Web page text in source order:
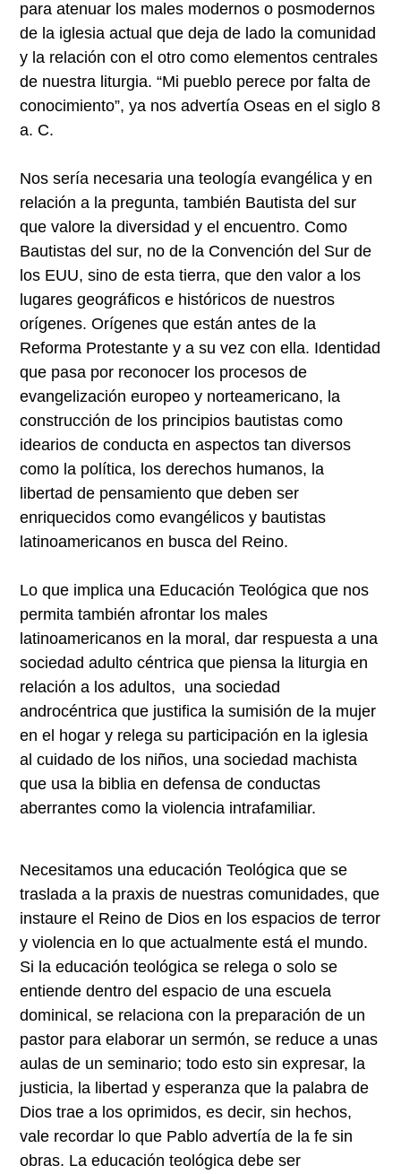
para atenuar los males modernos o posmodernos
de la iglesia actual que deja de lado la comunidad
y la relación con el otro como elementos centrales
de nuestra liturgia. “Mi pueblo perece por falta de
conocimiento”, ya nos advertía Oseas en el siglo 8
a. C.
Nos sería necesaria una teología evangélica y en
relación a la pregunta, también Bautista del sur
que valore la diversidad y el encuentro. Como
Bautistas del sur, no de la Convención del Sur de
los EUU, sino de esta tierra, que den valor a los
lugares geográficos e históricos de nuestros
orígenes. Orígenes que están antes de la
Reforma Protestante y a su vez con ella. Identidad
que pasa por reconocer los procesos de
evangelización europeo y norteamericano, la
construcción de los principios bautistas como
idearios de conducta en aspectos tan diversos
como la política, los derechos humanos, la
libertad de pensamiento que deben ser
enriquecidos como evangélicos y bautistas
latinoamericanos en busca del Reino.
Lo que implica una Educación Teológica que nos
permita también afrontar los males
latinoamericanos en la moral, dar respuesta a una
sociedad adulto céntrica que piensa la liturgia en
relación a los adultos, una sociedad
androcéntrica que justifica la sumisión de la mujer
en el hogar y relega su participación en la iglesia
al cuidado de los niños, una sociedad machista
que usa la biblia en defensa de conductas
aberrantes como la violencia intrafamiliar.
Necesitamos una educación Teológica que se
traslada a la praxis de nuestras comunidades, que
instaure el Reino de Dios en los espacios de terror
y violencia en lo que actualmente está el mundo.
Si la educación teológica se relega o solo se
entiende dentro del espacio de una escuela
dominical, se relaciona con la preparación de un
pastor para elaborar un sermón, se reduce a unas
aulas de un seminario; todo esto sin expresar, la
justicia, la libertad y esperanza que la palabra de
Dios trae a los oprimidos, es decir, sin hechos,
vale recordar lo que Pablo advertía de la fe sin
obras. La educación teológica debe ser